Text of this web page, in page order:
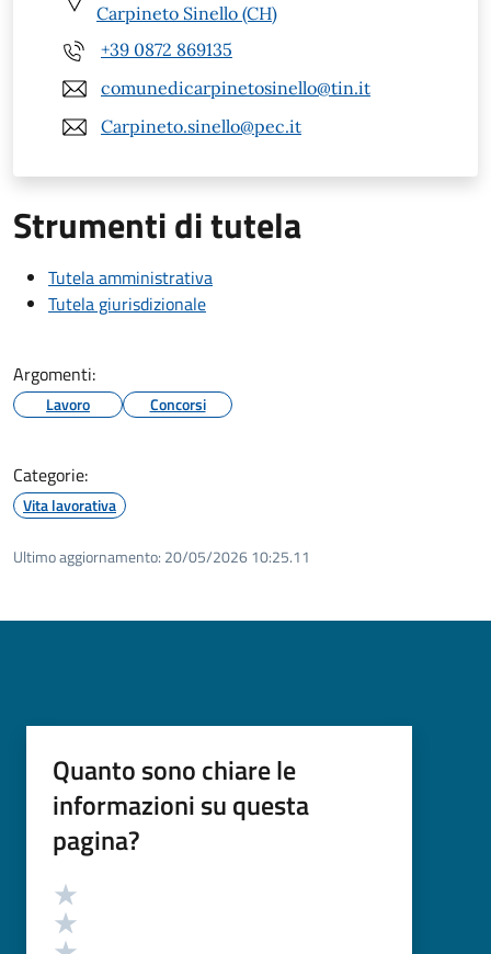
Carpineto Sinello (CH)
+39 0872 869135
comunedicarpinetosinello@tin.it
Carpineto.sinello@pec.it
Strumenti di tutela
Tutela amministrativa
Tutela giurisdizionale
Argomenti:
Lavoro Concorsi
Categorie:
Vita lavorativa
Ultimo aggiornamento: 20/05/2026 10:25.11
Quanto sono chiare le
informazioni su questa
pagina?
Valutazione